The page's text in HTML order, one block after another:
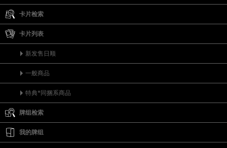
卡片检索
卡片列表
新发售日顺
一般商品
特典*同捆系商品
牌组检索
我的牌组